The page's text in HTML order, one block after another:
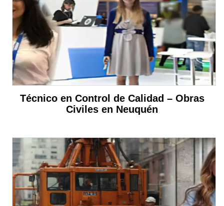
Técnico en Control de Calidad – Obras
Civiles en Neuquén